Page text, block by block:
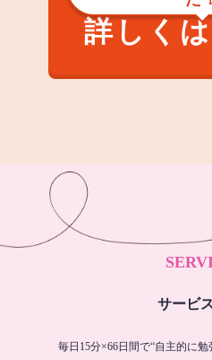
詳しく
サービ
毎日15分×66日間で“自主的に勉